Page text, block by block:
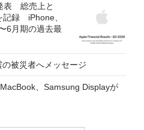
表 総売上と
記録 iPhone、
6月期の過去最
被災者へメッセージ
、Samsung Displayが